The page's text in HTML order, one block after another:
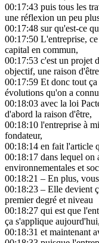
00:17:43 puis tous les
une réflexion un peu
00:17:48 sur qu'est-ce
00:17:50 L'entreprise,
capital en commun,
00:17:53 c'est un projet
objectif, une raison
00:17:59 Et donc tout ça
évolutions qu'on a
00:18:03 avec la loi
d'abord la raison d'être,
00:18:10 l'entreprise à
fondateur,
00:18:14 en fait l'article
00:18:17 dans lequel on
environnementales et
00:18:21 – En plus,
00:18:23 – Elle devient
premier degré et niveau
00:18:27 qui est que
ça s'applique aujourd'hui,
00:18:31 et maintenant